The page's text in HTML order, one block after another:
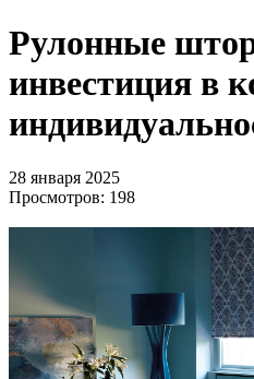
Рулонные
инвестиция в
28 января 2025
Просмотров: 198